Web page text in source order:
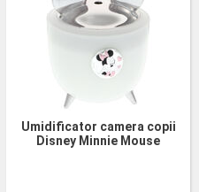
Umidificator camera copii
Disney Minnie Mouse